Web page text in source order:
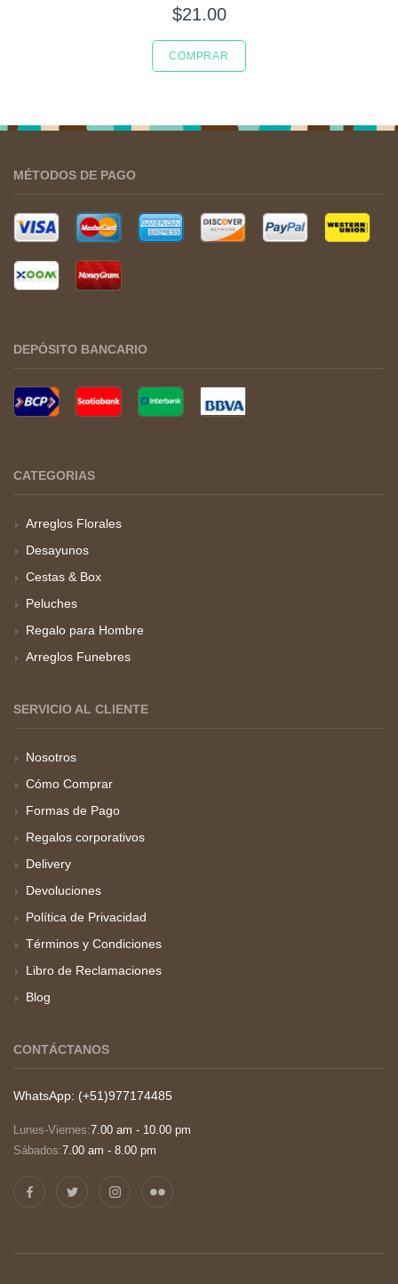
$21.00
COMPRAR
MÉTODOS DE PAGO
DEPÓSITO BANCARIO
CATEGORIAS
Arreglos Florales
Desayunos
Cestas & Box
Peluches
Regalo para Hombre
Arreglos Funebres
SERVICIO AL CLIENTE
Nosotros
Cómo Comprar
Formas de Pago
Regalos corporativos
Delivery
Devoluciones
Política de Privacidad
Términos y Condiciones
Libro de Reclamaciones
Blog
CONTÁCTANOS
WhatsApp: (+51)977174485
Lunes-Viernes:7.00 am - 10.00 pm
Sábados:7.00 am - 8.00 pm